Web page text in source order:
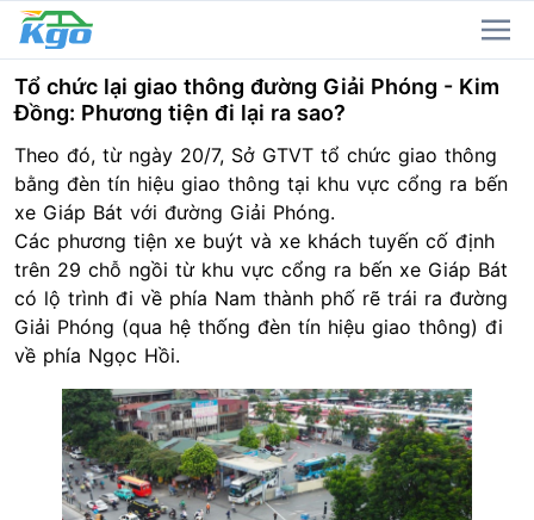
Tổ chức lại giao thông đường Giải Phóng - Kim
Đồng: Phương tiện đi lại ra sao?
Theo đó, từ ngày 20/7, Sở GTVT tổ chức giao thông
bằng đèn tín hiệu giao thông tại khu vực cổng ra bến
xe Giáp Bát với đường Giải Phóng.
Các phương tiện xe buýt và xe khách tuyến cố định
trên 29 chỗ ngồi từ khu vực cổng ra bến xe Giáp Bát
có lộ trình đi về phía Nam thành phố rẽ trái ra đường
Giải Phóng (qua hệ thống đèn tín hiệu giao thông) đi
về phía Ngọc Hồi.